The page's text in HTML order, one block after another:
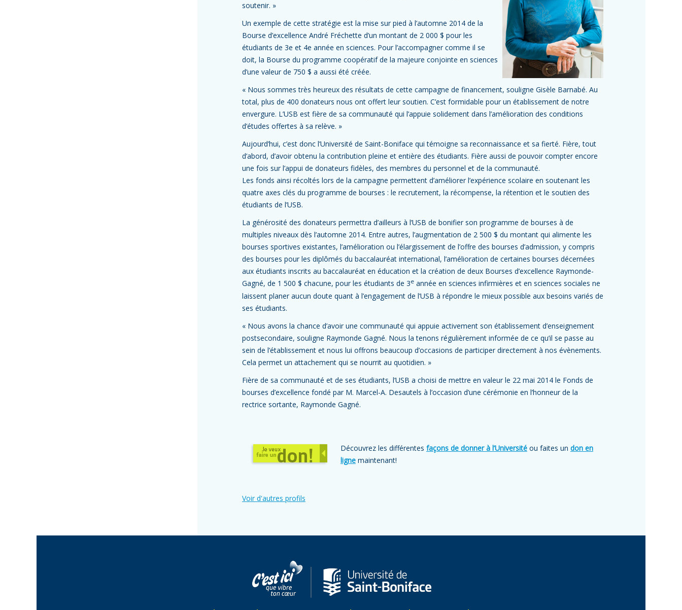
soutenir. »
Un exemple de cette stratégie est la mise sur pied à l’automne 2014 de la
Bourse d’excellence André Fréchette d’un montant de 2 000 $ pour les
étudiants de 3e et 4e année en sciences. Pour l’accompagner comme il se
doit, la Bourse du programme coopératif de la majeure conjointe en sciences
d’une valeur de 750 $ a aussi été créée.
« Nous sommes très heureux des résultats de cette campagne de financement, souligne Gisèle Barnabé. Au
total, plus de 400 donateurs nous ont offert leur soutien. C’est formidable pour un établissement de notre
envergure. L’USB est fière de sa communauté qui l’appuie solidement dans l’amélioration des conditions
d’études offertes à sa relève. »
Aujourd’hui, c’est donc l’Université de Saint-Boniface qui témoigne sa reconnaissance et sa fierté. Fière, tout
d’abord, d’avoir obtenu la contribution pleine et entière des étudiants. Fière aussi de pouvoir compter encore
une fois sur l’appui de donateurs fidèles, des membres du personnel et de la communauté.
Les fonds ainsi récoltés lors de la campagne permettent d’améliorer l’expérience scolaire en soutenant les
quatre axes clés du programme de bourses : le recrutement, la récompense, la rétention et le soutien des
étudiants de l’USB.
La générosité des donateurs permettra d’ailleurs à l’USB de bonifier son programme de bourses à de
multiples niveaux dès l’automne 2014. Entre autres, l’augmentation de 2 500 $ du montant qui alimente les
bourses sportives existantes, l’amélioration ou l’élargissement de l’offre des bourses d’admission, y compris
des bourses pour les diplômés du baccalauréat international, l’amélioration de certaines bourses décernées
aux étudiants inscrits au baccalauréat en éducation et la création de deux Bourses d’excellence Raymonde-
Gagné, de 1 500 $ chacune, pour les étudiants de 3e année en sciences infirmières et en sciences sociales ne
laissent planer aucun doute quant à l’engagement de l’USB à répondre le mieux possible aux besoins variés de
ses étudiants.
« Nous avons la chance d’avoir une communauté qui appuie activement son établissement d’enseignement
postsecondaire, souligne Raymonde Gagné. Nous la tenons régulièrement informée de ce qu’il se passe au
sein de l’établissement et nous lui offrons beaucoup d’occasions de participer directement à nos évènements.
Cela permet un attachement qui se nourrit au quotidien. »
Fière de sa communauté et de ses étudiants, l’USB a choisi de mettre en valeur le 22 mai 2014 le Fonds de
bourses d’excellence fondé par M. Marcel-A. Desautels à l’occasion d’une cérémonie en l’honneur de la
rectrice sortante, Raymonde Gagné.
Découvrez les différentes façons de donner à l’Université ou faites un don en
ligne maintenant!
Voir d'autres profils